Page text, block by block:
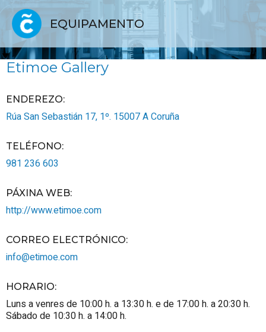
EQUIPAMENTO
Etimoe Gallery
ENDEREZO:
Rúa San Sebastián 17, 1º. 15007A Coruña
TELÉFONO:
981 236 603
PÁXINA WEB:
http://www.etimoe.com
CORREO ELECTRÓNICO:
info@etimoe.com
HORARIO:
Luns a venres de 10:00 h. a 13:30 h. e de 17:00 h. a 20:30 h.
Sábado de 10:30 h. a 14:00 h.